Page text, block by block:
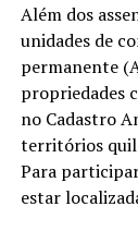
Além dos
unidades de
permanente
propriedades
no Cadastro
territórios
Para
estar